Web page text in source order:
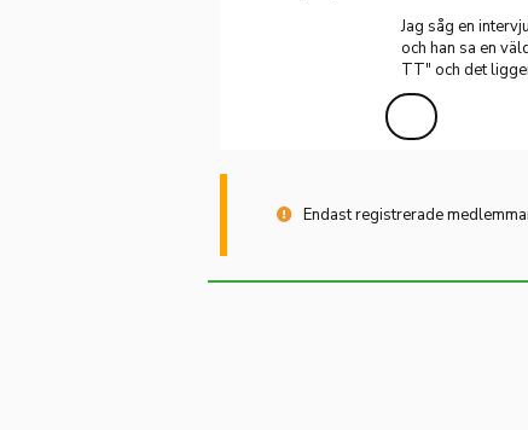
Jag såg en
och han sa en
TT" och det
Endast registrerade